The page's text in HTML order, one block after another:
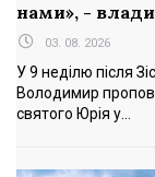
нами», -
03. 08. 2026
У 9 неділю після
Володимир
святого Юрія у...